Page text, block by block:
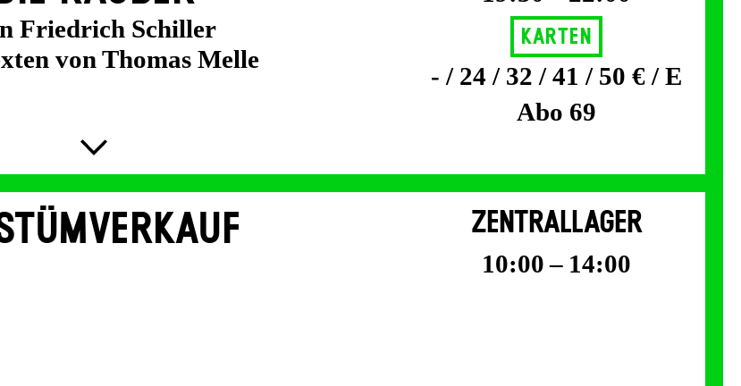
Friedrich Schiller
von Thomas Melle
Karten
- / 24 / 32 / 41 / 50 € / E
Abo 69
ZENTRALLAGER
10:00 – 14:00